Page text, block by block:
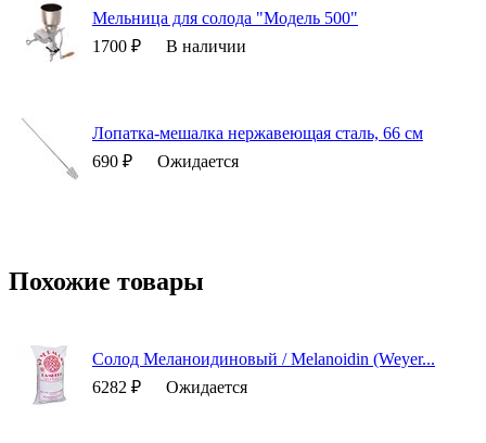
Мельница для солода "Модель 500"
1700 ₽
В наличии
Лопатка-мешалка нержавеющая сталь, 66 см
690 ₽
Ожидается
Похожие товары
Солод Меланоидиновый / Melanoidin (Weyer...
6282 ₽
Ожидается